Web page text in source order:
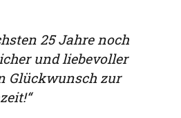
25 Jahre noch
und liebevoller
Glückwunsch zur